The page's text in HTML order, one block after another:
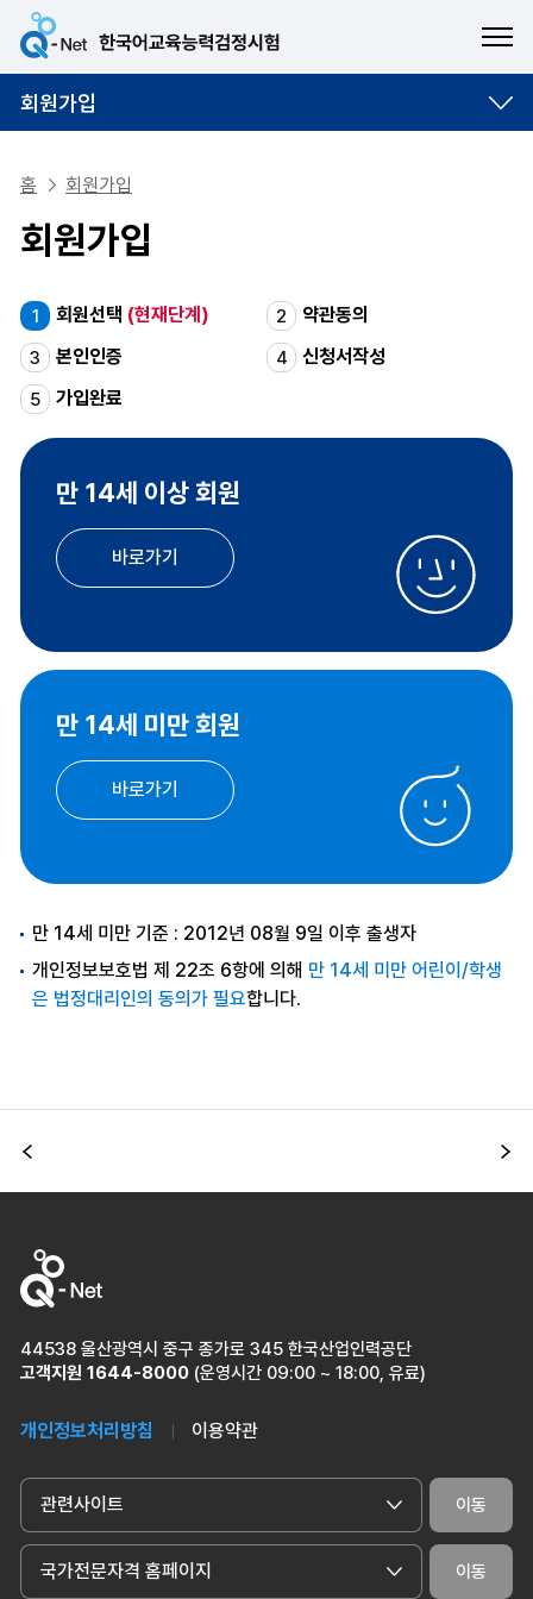
회원가입
홈 회원가입
회원가입
1 회원선택 (현재단계) 2 약관동의
3 본인인증 4 신청서작성
5 가입완료
만 14세 이상 회원
바로가기
만 14세 미만 회원
바로가기
만 14세 미만 기준 : 2012년 08월 9일 이후 출생자
개인정보보호법 제 22조 6항에 의해 만 14세 미만 어린이/학생
은 법정대리인의 동의가 필요합니다.
이전
44538 울산광역시 중구 종가로 345 한국산업인력공단
고객지원 1644-8000 (운영시간 09:00 ~ 18:00, 유료)
개인정보처리방침 이용약관
관련사이트 이동
국가전문자격 홈페이지 이동